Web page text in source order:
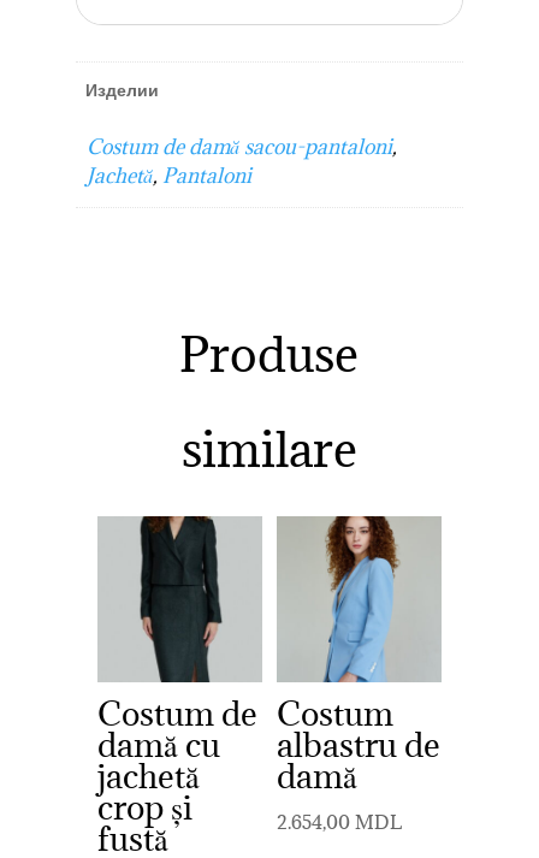
Изделии
Costum de damă sacou-pantaloni,
Jachetă, Pantaloni
Produse
similare
Costum de
damă cu
jachetă
crop și
fustă
Costum
albastru de
damă
2.654,00 MDL